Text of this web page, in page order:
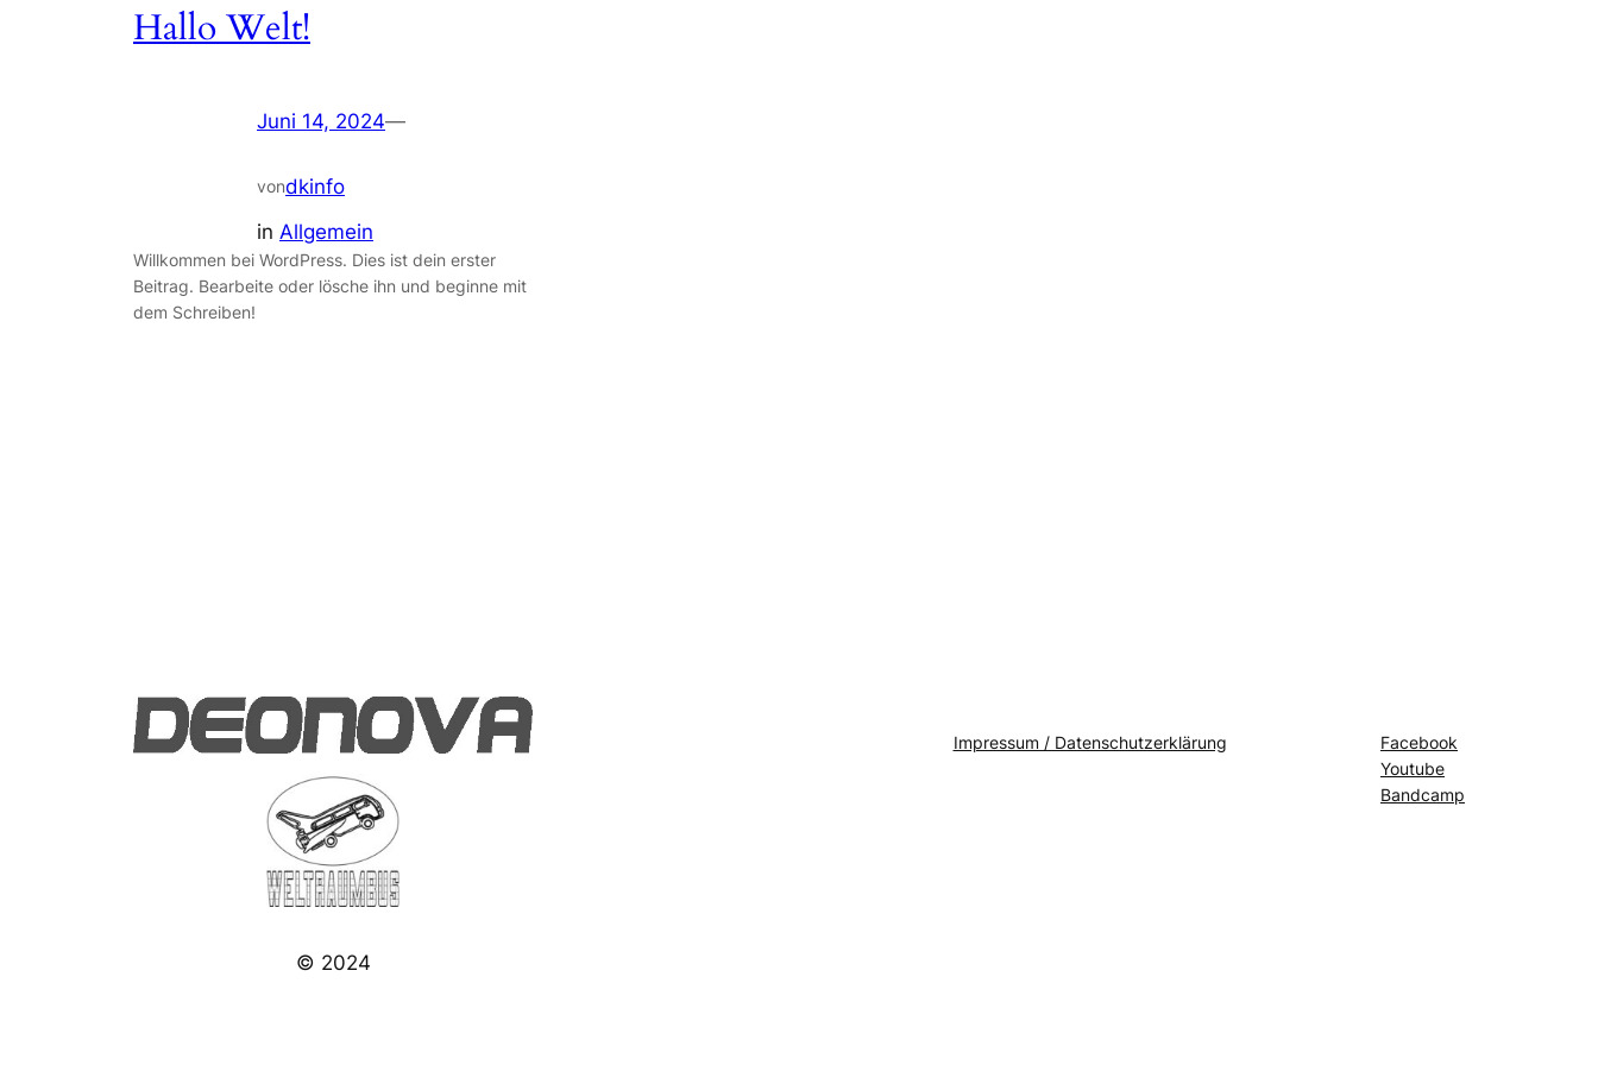
Hallo Welt!
Juni 14, 2024—
vondkinfo
in Allgemein
Willkommen bei WordPress. Dies ist dein erster
Beitrag. Bearbeite oder lösche ihn und beginne mit
dem Schreiben!
© 2024
Impressum / Datenschutzerklärung
Facebook
Youtube
Bandcamp